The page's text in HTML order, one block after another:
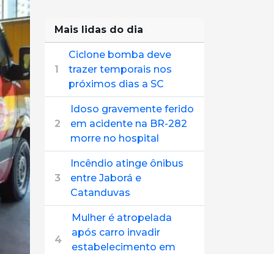
Mais lidas do dia
1
Ciclone bomba deve
trazer temporais nos
próximos dias a SC
2
Idoso gravemente ferido
em acidente na BR-282
morre no hospital
3
Incêndio atinge ônibus
entre Jaborá e
Catanduvas
4
Mulher é atropelada
após carro invadir
estabelecimento em